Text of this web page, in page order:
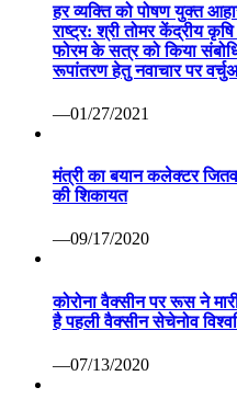
हर व्यक्ति को पोषण युक्त
राष्ट्र: श्री तोमर केंद्रीय
फोरम के सत्र को किया
रूपांतरण हेतु नवाचार पर
—01/27/2021
मंत्री का बयान कलेक्टर
की शिकायत
—09/17/2020
कोरोना वैक्सीन पर रूस ने
है पहली वैक्सीन सेचेनोव
—07/13/2020